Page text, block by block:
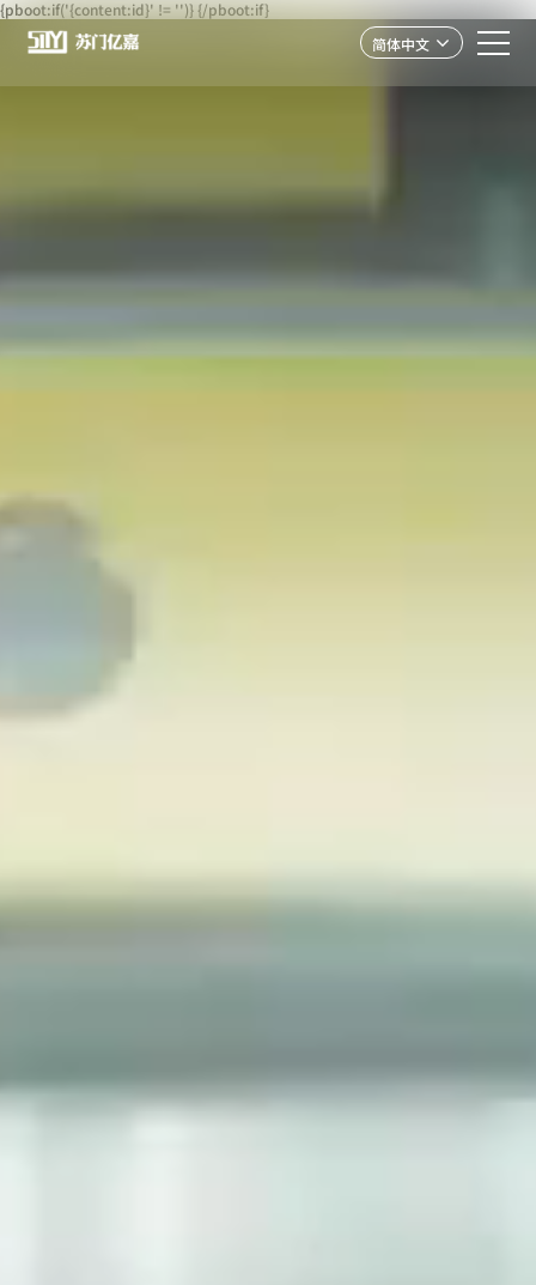
{pboot:if('{content:id}' != '')}{/pboot:if}
简体中文